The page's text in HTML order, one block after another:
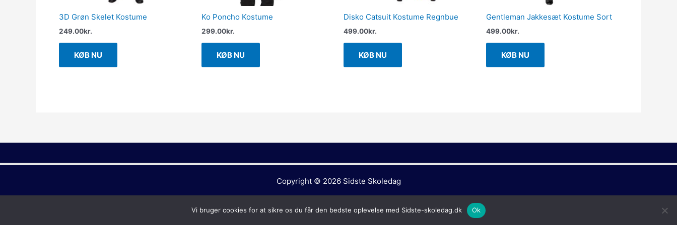
3D Grøn Skelet Kostume
249.00kr.
KØB NU
Ko Poncho Kostume
299.00kr.
KØB NU
Disko Catsuit Kostume Regnbue
499.00kr.
KØB NU
Gentleman Jakkesæt Kostume Sort
499.00kr.
KØB NU
Copyright © 2026 Sidste Skoledag
Vi bruger cookies for at sikre os du får den bedste oplevelse med Sidste-skoledag.dk Ok